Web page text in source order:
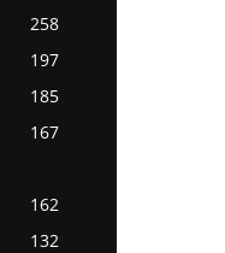
258
197
185
167
162
132